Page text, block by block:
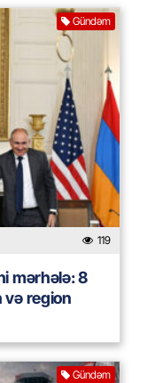
Gündəm
119
mərhələ: 8
region
Gündəm